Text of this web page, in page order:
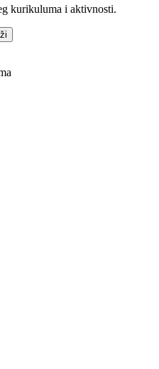
kurikuluma i aktivnosti.